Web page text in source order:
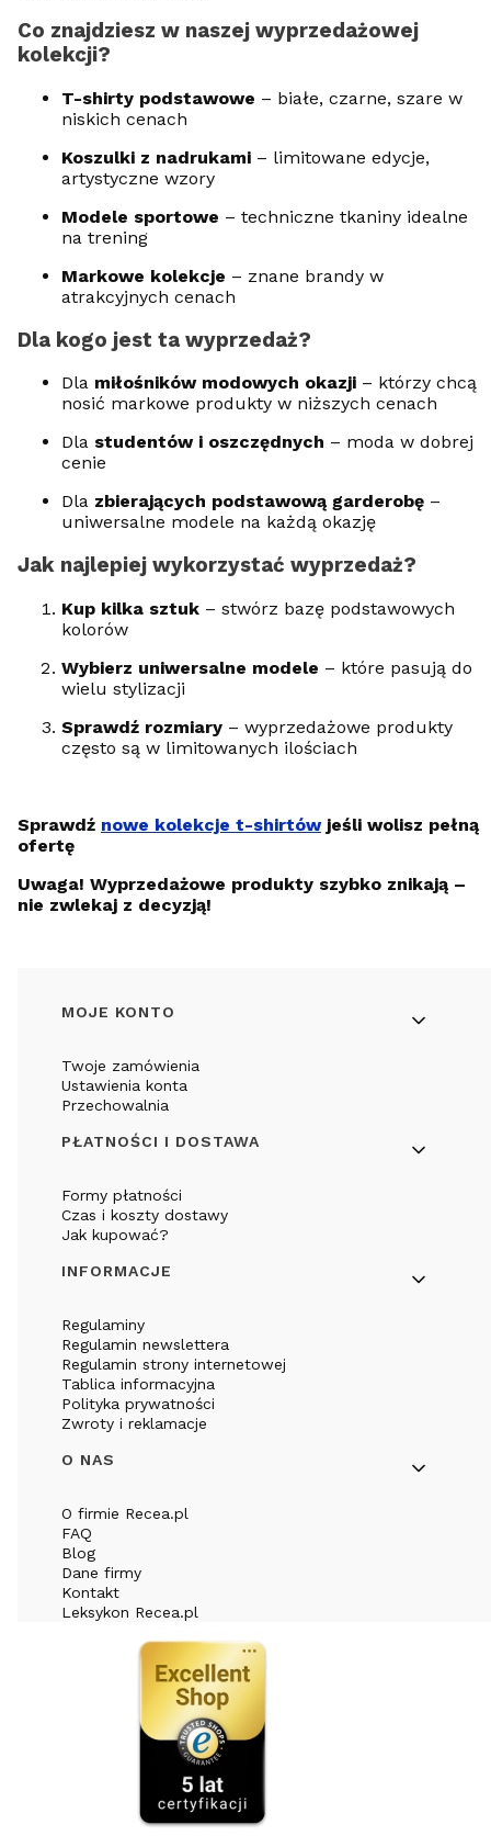
Co znajdziesz w naszej wyprzedażowej
kolekcji?
T-shirty podstawowe – białe, czarne, szare w
niskich cenach
Koszulki z nadrukami – limitowane edycje,
artystyczne wzory
Modele sportowe – techniczne tkaniny idealne
na trening
Markowe kolekcje – znane brandy w
atrakcyjnych cenach
Dla kogo jest ta wyprzedaż?
Dla miłośników modowych okazji – którzy chcą
nosić markowe produkty w niższych cenach
Dla studentów i oszczędnych – moda w dobrej
cenie
Dla zbierających podstawową garderobę –
uniwersalne modele na każdą okazję
Jak najlepiej wykorzystać wyprzedaż?
Kup kilka sztuk – stwórz bazę podstawowych
kolorów
Wybierz uniwersalne modele – które pasują do
wielu stylizacji
Sprawdź rozmiary – wyprzedażowe produkty
często są w limitowanych ilościach
Sprawdź nowe kolekcje t-shirtówjeśli wolisz pełną
ofertę
Uwaga! Wyprzedażowe produkty szybko znikają –
nie zwlekaj z decyzją!
Linki w stopce
MOJE KONTO
Twoje zamówienia
Ustawienia konta
Przechowalnia
PŁATNOŚCI I DOSTAWA
Formy płatności
Czas i koszty dostawy
Jak kupować?
INFORMACJE
Regulaminy
Regulamin newslettera
Regulamin strony internetowej
Tablica informacyjna
Polityka prywatności
Zwroty i reklamacje
O NAS
O firmie Recea.pl
FAQ
Blog
Dane firmy
Kontakt
Leksykon Recea.pl